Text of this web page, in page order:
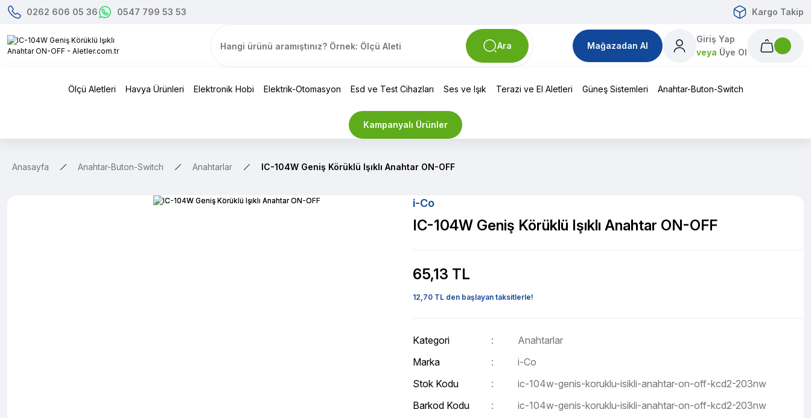
0262 606 05 36 0547 799 53 53 Kargo Takip
Ara Mağazadan Al
Giriş Yap
veya Üye Ol
Ölçü Aletleri Havya Ürünleri Elektronik Hobi Elektrik-Otomasyon Esd ve Test Cihazları Ses ve Işık Terazi ve El Aletleri Güneş Sistemleri Anahtar-Buton-Switch
Kampanyalı Ürünler
Anasayfa Anahtar-Buton-Switch Anahtarlar IC-104W Geniş Körüklü Işıklı Anahtar ON-OFF
i-Co
IC-104W Geniş Körüklü Işıklı Anahtar ON-OFF
65,13 TL
12,70 TL den başlayan taksitlerle!
Kategori
Anahtarlar
Marka
i-Co
Stok Kodu
ic-104w-genis-koruklu-isikli-anahtar-on-off-kcd2-203nw
Barkod Kodu
ic-104w-genis-koruklu-isikli-anahtar-on-off-kcd2-203nw